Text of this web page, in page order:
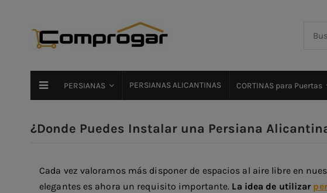
PERSIANAS PERSIANAS ALICANTINAS CORTINAS para Puertas
¿Donde Puedes Instalar una Persiana
Cada vez valoramos más disponer de espacios al aire libre en
elegantes es ahora un requisito importante. La idea de utilizar